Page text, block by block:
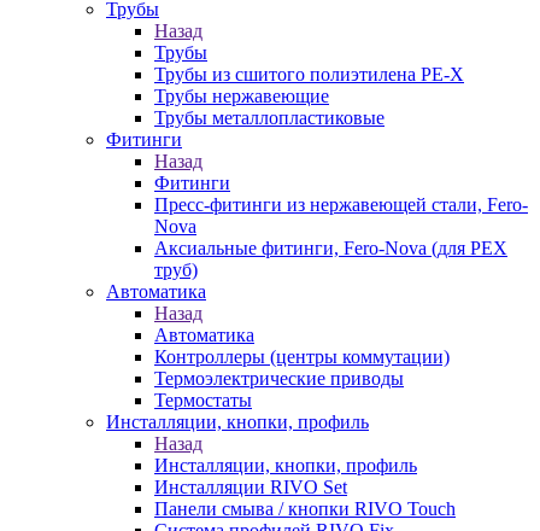
Трубы
Назад
Трубы
Трубы из сшитого полиэтилена PE-X
Трубы нержавеющие
Трубы металлопластиковые
Фитинги
Назад
Фитинги
Пресс-фитинги из нержавеющей стали, Fero-
Nova
Аксиальные фитинги, Fero-Nova (для PEX
труб)
Автоматика
Назад
Автоматика
Контроллеры (центры коммутации)
Термоэлектрические приводы
Термостаты
Инсталляции, кнопки, профиль
Назад
Инсталляции, кнопки, профиль
Инсталляции RIVO Set
Панели смыва / кнопки RIVO Touch